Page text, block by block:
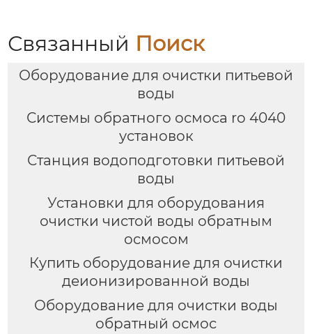
Связанный Поиск
Оборудование для очистки питьевой
воды
Системы обратного осмоса ro 4040
установок
Станция водоподготовки питьевой
воды
Установки для оборудования
очистки чистой воды обратным
осмосом
Купить оборудование для очистки
деионизированной воды
Оборудование для очистки воды
обратный осмос